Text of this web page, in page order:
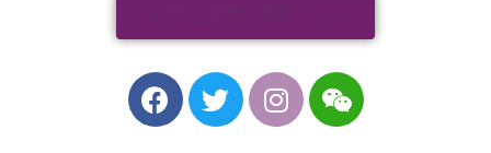
F
a
T
w
I
n
W
e